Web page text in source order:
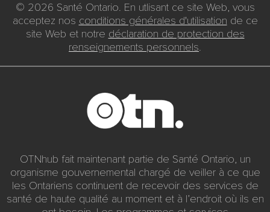
© 2026 Santé Ontario. En utlisant ce site Web, vous
acceptez nos conditions générales d'utilisation de ce
site Web et notre déclaration de protection des
renseignements personnels.
OTNhub fait maintenant partie de Santé Ontario, un
organisme gouvernemental chargé de veiller à ce que
les Ontariens continuent de recevoir des services de
santé de haute qualité au moment et à l’endroit où ils en